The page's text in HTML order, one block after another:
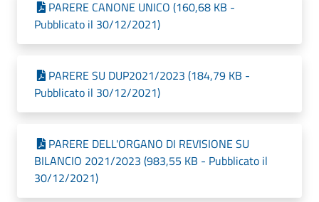
PARERE CANONE UNICO (160,68 KB -
Pubblicato il 30/12/2021)
PARERE SU DUP2021/2023 (184,79 KB -
Pubblicato il 30/12/2021)
PARERE DELL'ORGANO DI REVISIONE SU
BILANCIO 2021/2023 (983,55 KB - Pubblicato il
30/12/2021)